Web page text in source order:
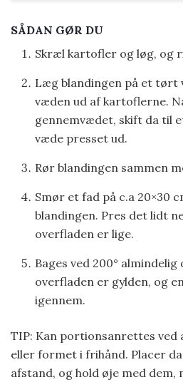
SÅDAN GØR DU
Skræl kartofler og løg, og
Læg blandingen på et tørt
væden ud af kartoflerne.
gennemvædet, skift da til
væde presset ud.
Rør blandingen sammen
Smør et fad på c.a 20×30
blandingen. Pres det lidt
overfladen er lige.
Bages ved 200°
overfladen er gylden, og
igennem.
TIP: Kan portionsanrettes
eller formet i frihånd. Placer
afstand, og hold øje med dem,